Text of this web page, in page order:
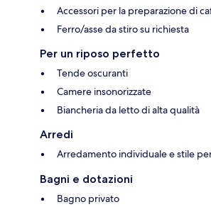
Accessori per la preparazione di
Ferro/asse da stiro su richiesta
Per un riposo perfetto
Tende oscuranti
Camere insonorizzate
Biancheria da letto di alta qualità
Arredi
Arredamento individuale e stile
Bagni e dotazioni
Bagno privato